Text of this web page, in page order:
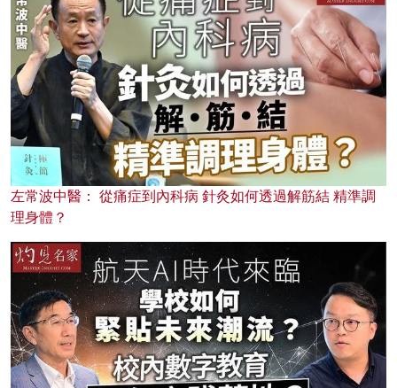
左常波中醫： 從痛症到內科病 針灸如何透過解筋結 精準調
理身體？